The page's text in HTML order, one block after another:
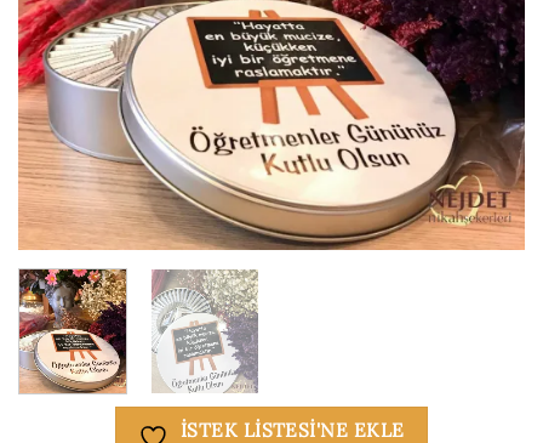
ISTEK LISTESI'NE EKLE